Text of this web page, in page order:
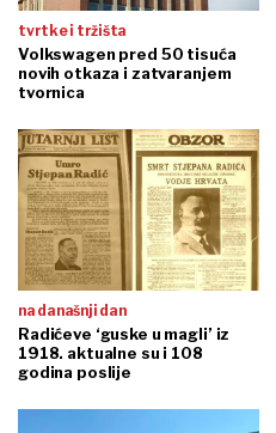
tvrtke i tržišta
Volkswagen pred 50 tisuća
novih otkaza i zatvaranjem
tvornica
na današnji dan
Radićeve ‘guske u magli’ iz
1918. aktualne su i 108
godina poslije